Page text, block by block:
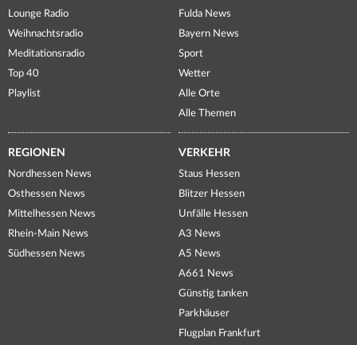
Lounge Radio
Weihnachtsradio
Meditationsradio
Top 40
Playlist
Fulda News
Bayern News
Sport
Wetter
Alle Orte
Alle Themen
REGIONEN
Nordhessen News
Osthessen News
Mittelhessen News
Rhein-Main News
Südhessen News
VERKEHR
Staus Hessen
Blitzer Hessen
Unfälle Hessen
A3 News
A5 News
A661 News
Günstig tanken
Parkhäuser
Flugplan Frankfurt